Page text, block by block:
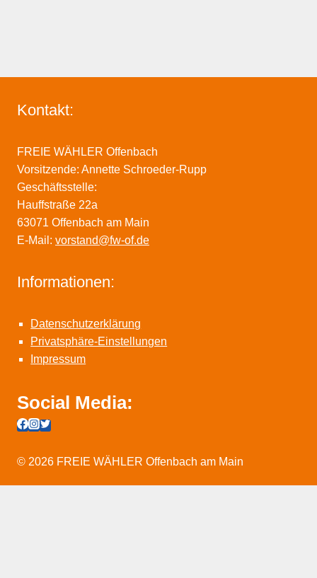
Kontakt:
FREIE WÄHLER Offenbach
Vorsitzende: Annette Schroeder-Rupp
Geschäftsstelle:
Hauffstraße 22a
63071 Offenbach am Main
E-Mail: vorstand@fw-of.de
Informationen:
Datenschutzerklärung
Privatsphäre-Einstellungen
Impressum
Social Media:
© 2026 FREIE WÄHLER Offenbach am Main